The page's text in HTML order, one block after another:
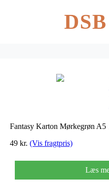
Fantasy Karton Mørkegrøn A5
49 kr. (Vis fragtpris)
Læs